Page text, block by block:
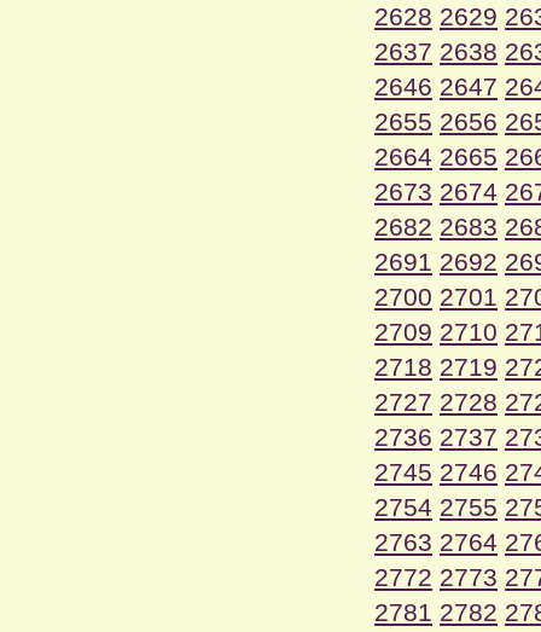
2628 2629
2637 2638
2646 2647
2655 2656
2664 2665
2673 2674
2682 2683
2691 2692
2700 2701
2709 2710
2718 2719
2727 2728
2736 2737
2745 2746
2754 2755
2763 2764
2772 2773
2781 2782